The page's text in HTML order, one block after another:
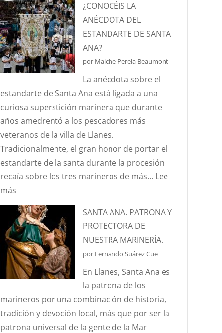
QUÉ
ES
EL
EFECTO
“CORIOLIS”?
¿CONOCÉIS LA
ANÉCDOTA DEL
ESTANDARTE DE SANTA
ANA?
por Maiche Perela Beaumont
La anécdota sobre el
estandarte de Santa Ana está ligada a una
curiosa superstición marinera que durante
años amedrentó a los pescadores más
veteranos de la villa de Llanes.
Tradicionalmente, el gran honor de portar el
estandarte de la santa durante la procesión
recaía sobre los tres marineros de más... Lee
más
¿CONOCÉIS
LA
ANÉCDOTA
DEL
ESTANDARTE
DE
ANA?
SANTA ANA. PATRONA Y
PROTECTORA DE
NUESTRA MARINERÍA.
por Fernando Suárez Cue
En Llanes, Santa Ana es
la patrona de los
marineros por una combinación de historia,
tradición y devoción local, más que por ser la
patrona universal de la gente de la Mar